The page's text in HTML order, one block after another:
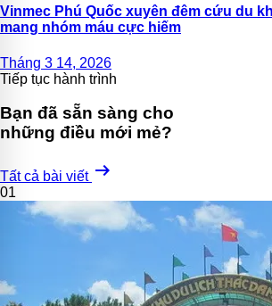
Vinmec Phú Quốc xuyên đêm cứu du
mang nhóm máu cực hiếm
Tháng 3 14, 2026
Tiếp tục hành trình
Bạn đã sẵn sàng cho
những điều mới mẻ?
Tất cả bài viết arrow_right_alt
01